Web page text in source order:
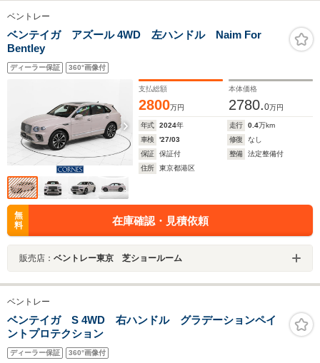
ベントレー
ベンテイガ アズール 4WD 左ハンドル Naim For
Bentley
ディーラー保証 360°画像付
支払総額
2800万円
本体価格
2780.0万円
年式 2024年 走行 0.4万km
車検
'27/03 修復
なし
保証
保証付 整備
法定整備付
住所
東京都港区
無
料
在庫確認・見積依頼
販売店： ベントレー東京 芝ショールーム
ベントレー
ベンテイガ S 4WD 右ハンドル グラデーションペイ
ントプロテクション
ディーラー保証 360°画像付